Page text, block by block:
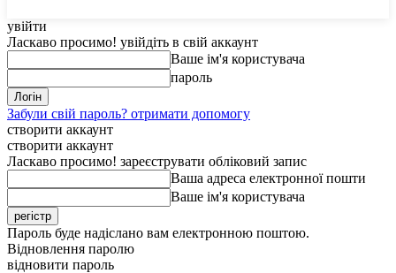
увійти
Ласкаво просимо! увійдіть в свій аккаунт
Ваше ім'я користувача
пароль
Забули свій пароль? отримати допомогу
створити аккаунт
створити аккаунт
Ласкаво просимо! зареєструвати обліковий запис
Ваша адреса електронної пошти
Ваше ім'я користувача
Пароль буде надіслано вам електронною поштою.
Відновлення паролю
відновити пароль